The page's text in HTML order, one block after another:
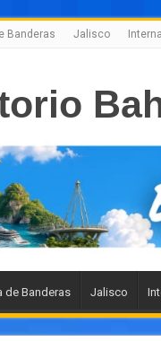
Banderas Jalisco
de Banderas Jalisco